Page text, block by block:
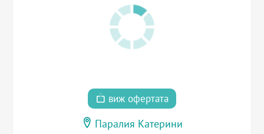
виж офертата
Паралия Катерини